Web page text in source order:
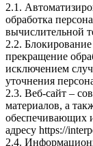
2.1.
обработка
вычислительной
2.2.
прекращение
исключением
уточнения
2.3. Веб-сайт –
материалов, а
обеспечивающих
адресу https://
2.4.